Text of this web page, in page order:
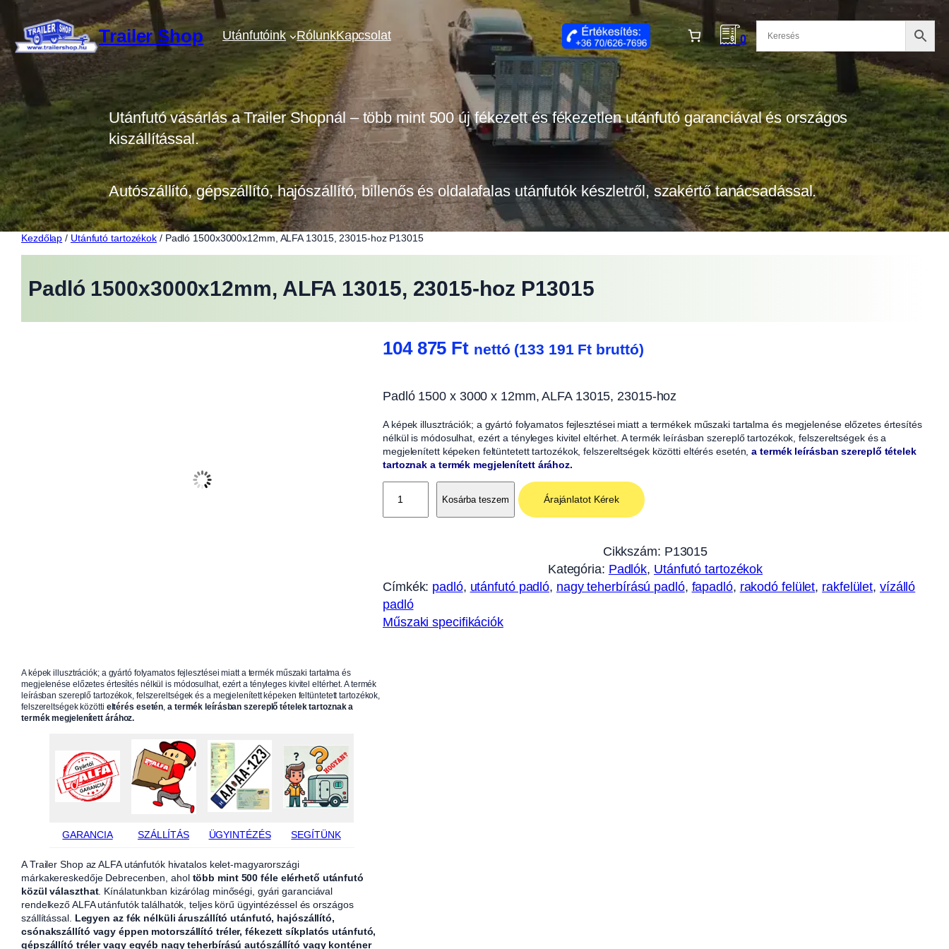
Ugrás
tartalomhoz
Trailer Shop Utánfutóink RólunkKapcsolat 0
Utánfutó vásárlás a Trailer Shopnál – több mint 500 új fékezett és fékezetlen utánfutó garanciával és országos
kiszállítással.
Autószállító, gépszállító, hajószállító, billenős és oldalafalas utánfutók készletről, szakértő tanácsadással.
Kezdőlap / Utánfutó tartozékok / Padló 1500x3000x12mm, ALFA 13015, 23015-hoz P13015
Padló 1500x3000x12mm, ALFA 13015, 23015-hoz P13015
A képek illusztrációk; a gyártó folyamatos fejlesztései miatt a termék műszaki tartalma és
megjelenése előzetes értesítés nélkül is módosulhat, ezért a tényleges kivitel eltérhet. A termék
leírásban szereplő tartozékok, felszereltségek és a megjelenített képeken feltüntetett tartozékok,
felszereltségek közötti eltérés esetén ,a termék leírásban szereplő tételek tartoznak a
termék megjelenített árához.
GARANCIA SZÁLLÍTÁS ÜGYINTÉZÉS SEGÍTÜNK
A Trailer Shop az ALFA utánfutók hivatalos kelet-magyarországi
márkakereskedője Debrecenben, ahol több mint 500 féle elérhető utánfutó
közül választhat. Kínálatunkban kizárólag minőségi, gyári garanciával
rendelkező ALFA utánfutók találhatók, teljes körű ügyintézéssel és országos
szállítással. Legyen az fék nélküli áruszállító utánfutó, hajószállító,
csónakszállító vagy éppen motorszállító tréler, fékezett síkplatós utánfutó,
gépszállító tréler vagy egyéb nagy teherbírású autószállító vagy konténer
104 875 Ft nettó (133 191 Ft bruttó)
Padló 1500 x 3000 x 12mm, ALFA 13015, 23015-hoz
A képek illusztrációk; a gyártó folyamatos fejlesztései miatt a termékek műszaki tartalma és megjelenése előzetes értesítés
nélkül is módosulhat, ezért a tényleges kivitel eltérhet. A termék leírásban szereplő tartozékok, felszereltségek és a
megjelenített képeken feltüntetett tartozékok, felszereltségek közötti eltérés esetén,a termék leírásban szereplő tételek
tartoznak a termék megjelenített árához.
5
0
0
Kosárba teszem Árajánlatot Kérek
Cikkszám: P13015
Kategória: Padlók, Utánfutó tartozékok
Címkék: padló, utánfutó padló, nagy teherbírású padló, fapadló, rakodó felület, rakfelület, vízálló
padló
Műszaki specifikációk